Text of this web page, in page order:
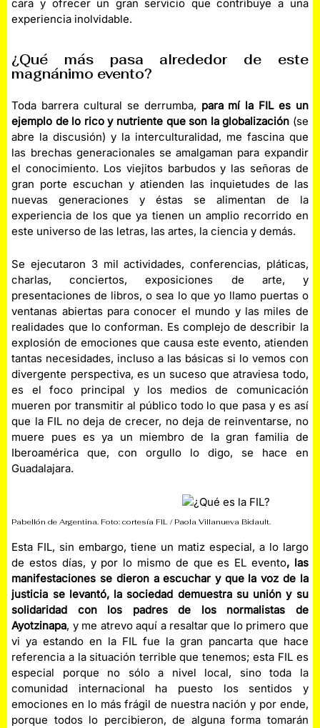
cara y ofrecer un gran servicio que contribuye a una
experiencia inolvidable.
¿Qué más pasa alrededor de este
magnánimo evento?
Toda barrera cultural se derrumba, para mí la FIL es un
ejemplo de lo rico y nutriente que son la globalización (se
abre la discusión) y la interculturalidad, me fascina que
las brechas generacionales se amalgaman para expandir
el conocimiento. Los viejitos barbudos y las señoras de
gran porte escuchan y atienden las inquietudes de las
nuevas generaciones y éstas se alimentan de la
experiencia de los que ya tienen un amplio recorrido en
este universo de las letras, las artes, la ciencia y demás.
Se ejecutaron 3 mil actividades, conferencias, pláticas,
charlas, conciertos, exposiciones de arte, y
presentaciones de libros, o sea lo que yo llamo puertas o
ventanas abiertas para conocer el mundo y las miles de
realidades que lo conforman. Es complejo de describir la
explosión de emociones que causa este evento, atienden
tantas necesidades, incluso a las básicas si lo vemos con
divergente perspectiva, es un suceso que atraviesa todo,
es el foco principal y los medios de comunicación
mueren por transmitir al público todo lo que pasa y es así
que la FIL no deja de crecer, no deja de reinventarse, no
muere pues es ya un miembro de la gran familia de
Iberoamérica que, con orgullo lo digo, se hace en
Guadalajara.
Pabellón de Argentina. Foto: cortesía FIL / Paola Villanueva Bidault.
Esta FIL, sin embargo, tiene un matiz especial, a lo largo
de estos días, y por lo mismo de que es EL evento, las
manifestaciones se dieron a escuchar y que la voz de la
justicia se levantó, la sociedad demuestra su unión y su
solidaridad con los padres de los normalistas de
Ayotzinapa, y me atrevo aquí a resaltar que lo primero que
vi ya estando en la FIL fue la gran pancarta que hace
referencia a la situación terrible que tenemos; esta FIL es
especial porque no sólo a nivel local, sino toda la
comunidad internacional ha puesto los sentidos y
emociones en lo más frágil de nuestra nación y por ende,
porque todos lo percibieron, de alguna forma tomarán